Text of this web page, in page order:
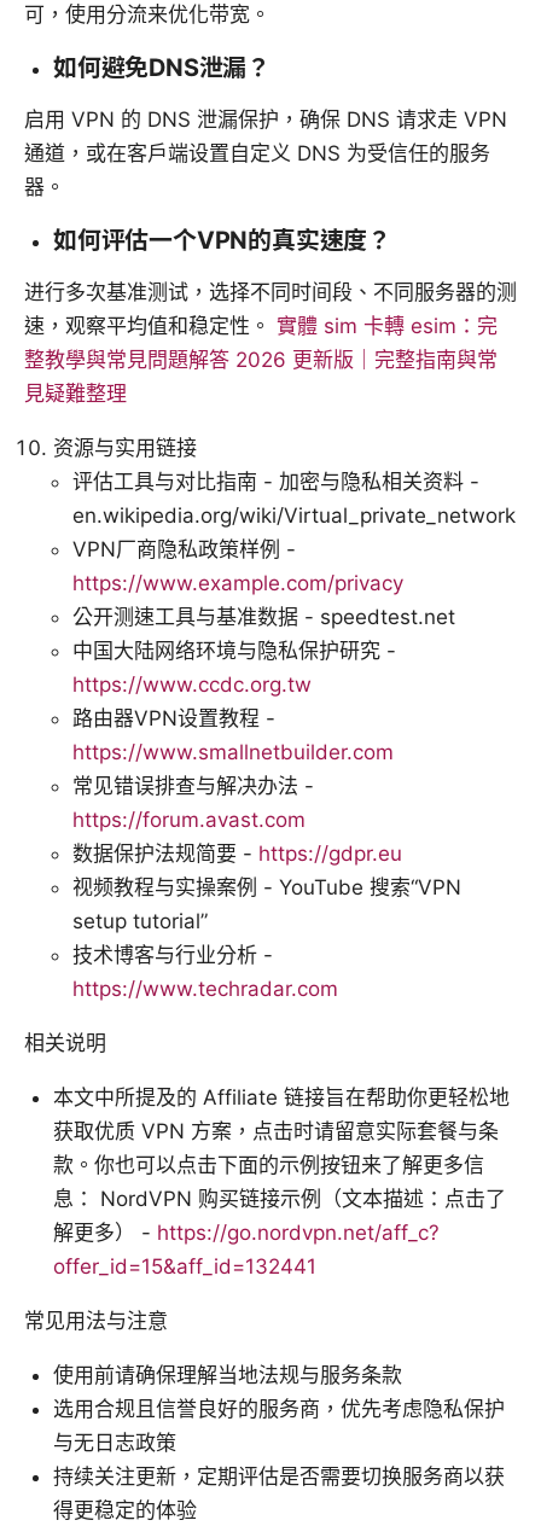
可，使用分流来优化带宽。
如何避免DNS泄漏？
启用 VPN 的 DNS 泄漏保护，确保 DNS 请求走 VPN
通道，或在客户端设置自定义 DNS 为受信任的服务
器。
如何评估一个VPN的真实速度？
进行多次基准测试，选择不同时间段、不同服务器的测
速，观察平均值和稳定性。 實體 sim 卡轉 esim：完
整教學與常見問題解答 2026 更新版｜完整指南與常
見疑難整理
资源与实用链接
评估工具与对比指南 - 加密与隐私相关资料 -
en.wikipedia.org/wiki/Virtual_private_network
VPN厂商隐私政策样例 -
https://www.example.com/privacy
公开测速工具与基准数据 - speedtest.net
中国大陆网络环境与隐私保护研究 -
https://www.ccdc.org.tw
路由器VPN设置教程 -
https://www.smallnetbuilder.com
常见错误排查与解决办法 -
https://forum.avast.com
数据保护法规简要 - https://gdpr.eu
视频教程与实操案例 - YouTube 搜索“VPN
setup tutorial”
技术博客与行业分析 -
https://www.techradar.com
相关说明
本文中所提及的 Affiliate 链接旨在帮助你更轻松地
获取优质 VPN 方案，点击时请留意实际套餐与条
款。你也可以点击下面的示例按钮来了解更多信
息： NordVPN 购买链接示例（文本描述：点击了
解更多） - https://go.nordvpn.net/aff_c?
offer_id=15&aff_id=132441
常见用法与注意
使用前请确保理解当地法规与服务条款
选用合规且信誉良好的服务商，优先考虑隐私保护
与无日志政策
持续关注更新，定期评估是否需要切换服务商以获
得更稳定的体验